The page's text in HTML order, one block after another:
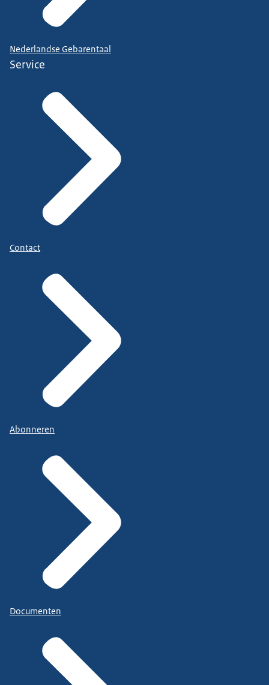
Nederlandse Gebarentaal
Service
Contact
Abonneren
Documenten